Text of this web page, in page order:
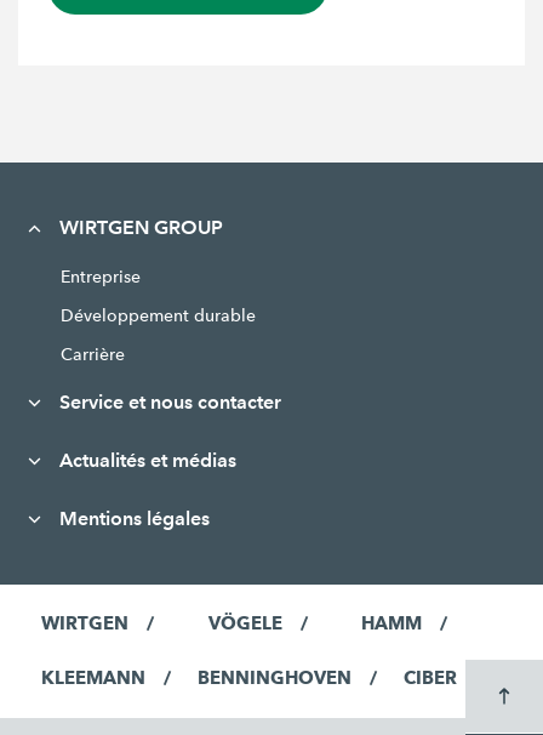
WIRTGEN GROUP
Entreprise
Développement durable
Carrière
Service et nous contacter
Actualités et médias
Mentions légales
WIRTGEN VÖGELE HAMM
KLEEMANN BENNINGHOVEN CIBER